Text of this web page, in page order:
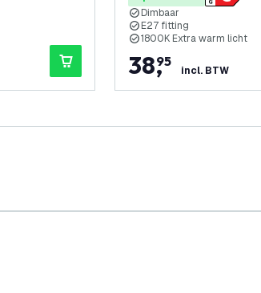
Dimbaar
E27 fitting
1800K Extra warm licht
38,
95
incl. BTW